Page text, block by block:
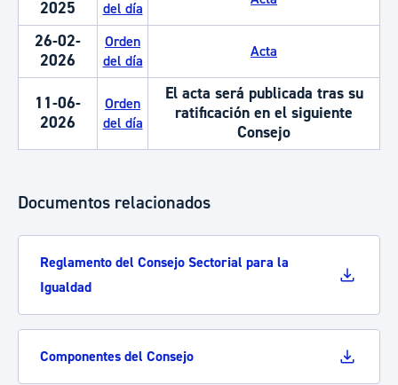
2025
del día
26-02-
2026
Orden
del día
Acta
11-06-
2026
Orden
del día
El acta será publicada tras su
ratificación en el siguiente
Consejo
Documentos relacionados
Reglamento del Consejo Sectorial para la
Igualdad
Componentes del Consejo